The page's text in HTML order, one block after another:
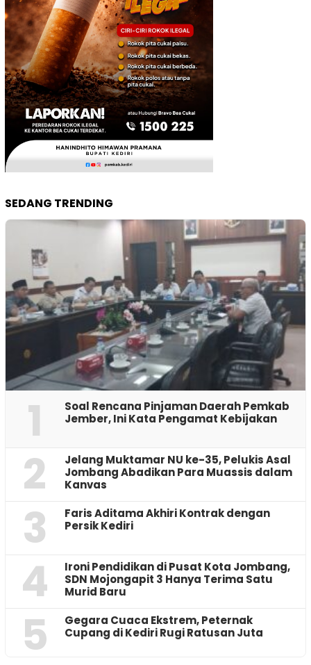
SEDANG TRENDING
1
‎Soal Rencana Pinjaman Daerah Pemkab
Jember, Ini Kata Pengamat Kebijakan ‎
2
Jelang Muktamar NU ke-35, Pelukis Asal
Jombang Abadikan Para Muassis dalam
Kanvas
3
Faris Aditama Akhiri Kontrak dengan
Persik Kediri
4
Ironi Pendidikan di Pusat Kota Jombang,
SDN Mojongapit 3 Hanya Terima Satu
Murid Baru
5
‎Gegara Cuaca Ekstrem, Peternak
Cupang di Kediri Rugi Ratusan Juta